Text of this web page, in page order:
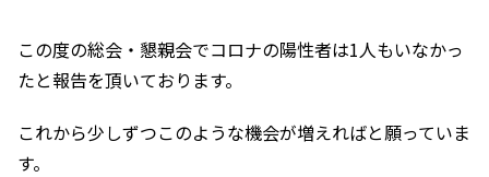
この度の総会・懇親会でコロナの陽性者は1人もいなかっ
たと報告を頂いております。
これから少しずつこのような機会が増えればと願っていま
す。